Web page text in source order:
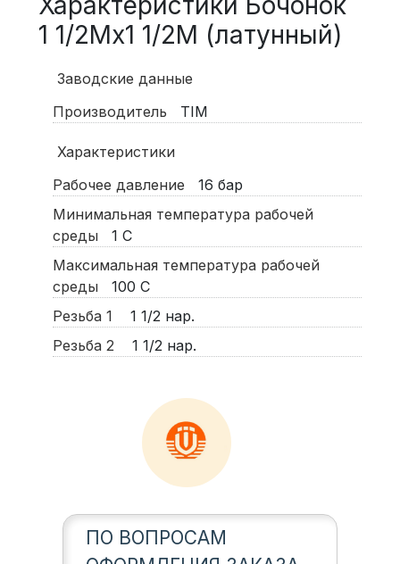
1 1/2Mx1 1/2M (латунный)
Заводские данные
Производитель
TIM
Характеристики
Рабочее давление
16 бар
Минимальная температура рабочей
среды
1 С
Максимальная температура рабочей
среды
100 С
Резьба 1
1 1/2 нар.
Резьба 2
1 1/2 нар.
ПО ВОПРОСАМ